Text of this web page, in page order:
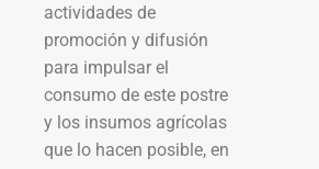
actividades de
promoción y difusión
para impulsar el
consumo de este postre
y los insumos agrícolas
que lo hacen posible, en